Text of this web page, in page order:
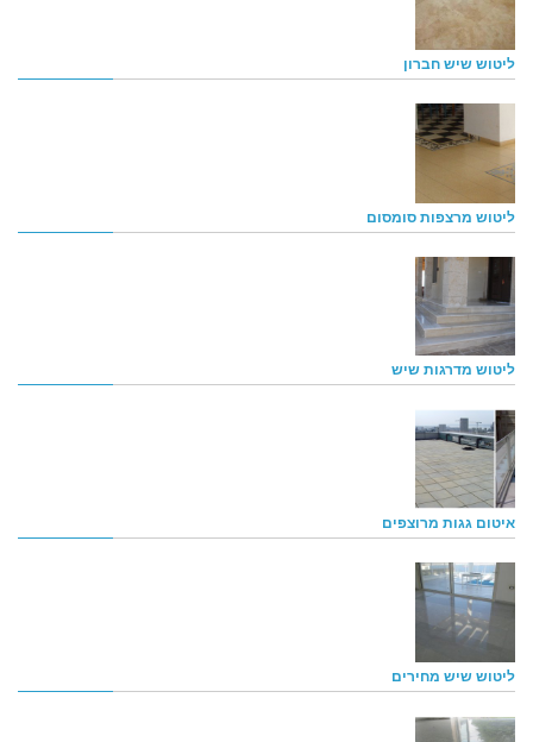
ליטוש שיש חברון
ליטוש מרצפות סומסום
ליטוש מדרגות שיש
איטום גגות מרוצפים
ליטוש שיש מחירים